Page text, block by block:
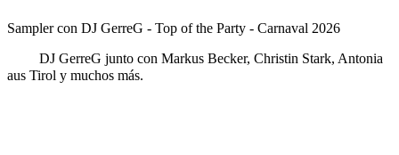
Sampler con DJ GerreG - Top of the Party - Carnaval 2026
DJ GerreG junto con Markus Becker, Christin Stark, Antonia
aus Tirol y muchos más.